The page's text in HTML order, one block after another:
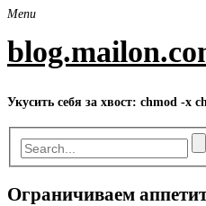
Skip
content
Menu
Укусить себя за хвост: chmod -x
Ограничиваем